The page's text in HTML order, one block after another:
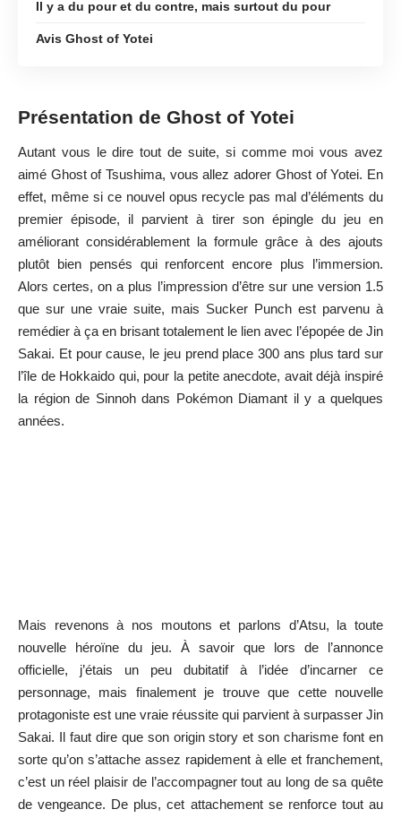
Il y a du pour et du contre, mais surtout du pour
Avis Ghost of Yotei
Présentation de Ghost of Yotei
Autant vous le dire tout de suite, si comme moi vous avez
aimé Ghost of Tsushima, vous allez adorer Ghost of Yotei. En
effet, même si ce nouvel opus recycle pas mal d’éléments du
premier épisode, il parvient à tirer son épingle du jeu en
améliorant considérablement la formule grâce à des ajouts
plutôt bien pensés qui renforcent encore plus l’immersion.
Alors certes, on a plus l’impression d’être sur une version 1.5
que sur une vraie suite, mais Sucker Punch est parvenu à
remédier à ça en brisant totalement le lien avec l’épopée de Jin
Sakai. Et pour cause, le jeu prend place 300 ans plus tard sur
l’île de Hokkaido qui, pour la petite anecdote, avait déjà inspiré
la région de Sinnoh dans Pokémon Diamant il y a quelques
années.
Mais revenons à nos moutons et parlons d’Atsu, la toute
nouvelle héroïne du jeu. À savoir que lors de l’annonce
officielle, j’étais un peu dubitatif à l’idée d’incarner ce
personnage, mais finalement je trouve que cette nouvelle
protagoniste est une vraie réussite qui parvient à surpasser Jin
Sakai. Il faut dire que son origin story et son charisme font en
sorte qu’on s’attache assez rapidement à elle et franchement,
c’est un réel plaisir de l’accompagner tout au long de sa quête
de vengeance. De plus, cet attachement se renforce tout au